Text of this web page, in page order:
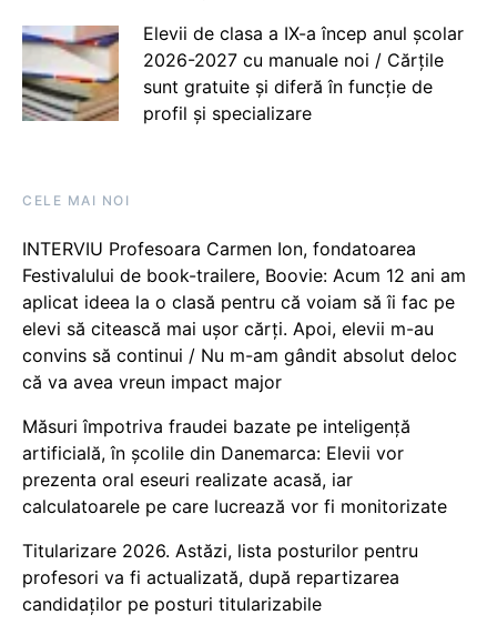
Elevii de clasa a IX-a încep anul școlar
2026-2027 cu manuale noi / Cărțile
sunt gratuite și diferă în funcție de
profil și specializare
CELE MAI NOI
INTERVIU Profesoara Carmen Ion, fondatoarea
Festivalului de book-trailere, Boovie: Acum 12 ani am
aplicat ideea la o clasă pentru că voiam să îi fac pe
elevi să citească mai ușor cărți. Apoi, elevii m-au
convins să continui / Nu m-am gândit absolut deloc
că va avea vreun impact major
Măsuri împotriva fraudei bazate pe inteligență
artificială, în școlile din Danemarca: Elevii vor
prezenta oral eseuri realizate acasă, iar
calculatoarele pe care lucrează vor fi monitorizate
Titularizare 2026. Astăzi, lista posturilor pentru
profesori va fi actualizată, după repartizarea
candidaților pe posturi titularizabile